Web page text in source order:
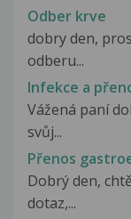
Odber krve
dobry den,
odberu...
Infekce a
Vážená paní
svůj...
Přenos
Dobrý den,
dotaz,...